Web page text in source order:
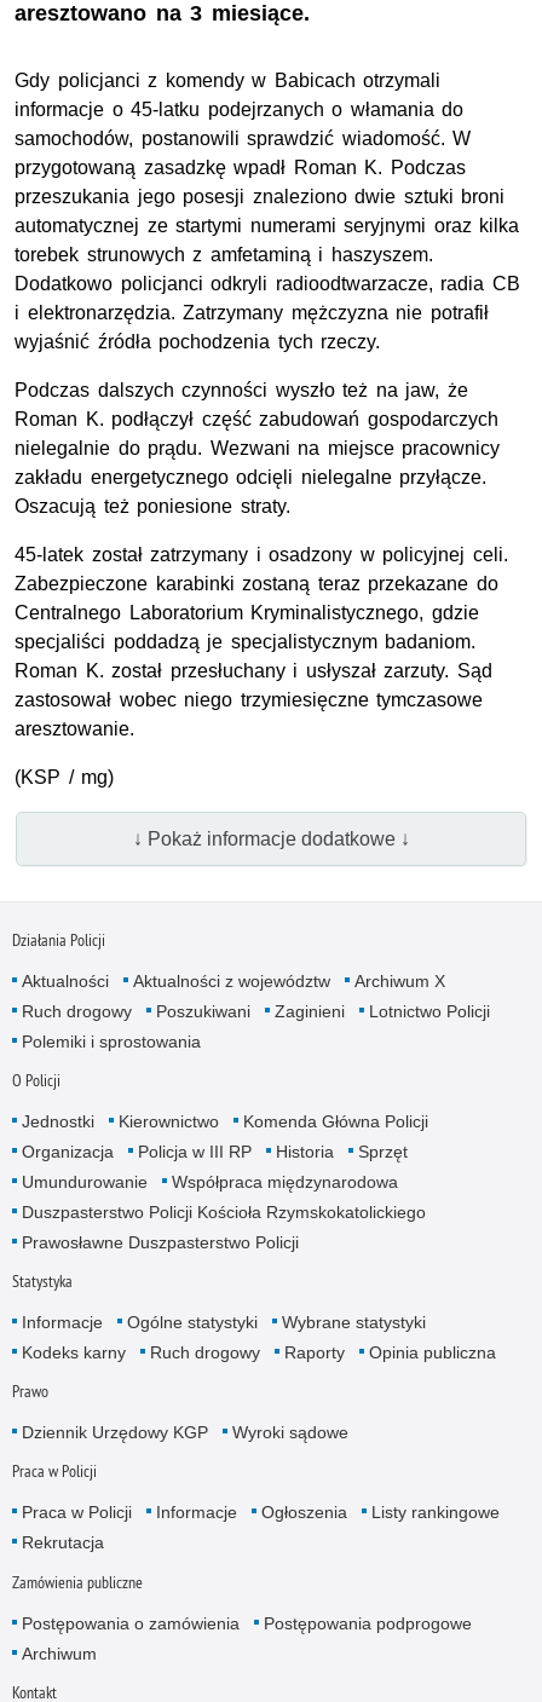
aresztowano na 3 miesiące.
Gdy policjanci z komendy w Babicach otrzymali
informacje o 45-latku podejrzanych o włamania do
samochodów, postanowili sprawdzić wiadomość. W
przygotowaną zasadzkę wpadł Roman K. Podczas
przeszukania jego posesji znaleziono dwie sztuki broni
automatycznej ze startymi numerami seryjnymi oraz kilka
torebek strunowych z amfetaminą i haszyszem.
Dodatkowo policjanci odkryli radioodtwarzacze, radia CB
i elektronarzędzia. Zatrzymany mężczyzna nie potrafił
wyjaśnić źródła pochodzenia tych rzeczy.
Podczas dalszych czynności wyszło też na jaw, że
Roman K. podłączył część zabudowań gospodarczych
nielegalnie do prądu. Wezwani na miejsce pracownicy
zakładu energetycznego odcięli nielegalne przyłącze.
Oszacują też poniesione straty.
45-latek został zatrzymany i osadzony w policyjnej celi.
Zabezpieczone karabinki zostaną teraz przekazane do
Centralnego Laboratorium Kryminalistycznego, gdzie
specjaliści poddadzą je specjalistycznym badaniom.
Roman K. został przesłuchany i usłyszał zarzuty. Sąd
zastosował wobec niego trzymiesięczne tymczasowe
aresztowanie.
(KSP / mg)
↓ Pokaż informacje dodatkowe ↓
Działania Policji
Aktualności Aktualności z województw
Archiwum X
Ruch drogowy
Poszukiwani Zaginieni
Lotnictwo Policji
Polemiki i sprostowania
O Policji
Jednostki Kierownictwo
Komenda Główna Policji
Organizacja
Policja w III RP Historia
Sprzęt
Umundurowanie
Współpraca międzynarodowa
Duszpasterstwo Policji Kościoła Rzymskokatolickiego
Prawosławne Duszpasterstwo Policji
Statystyka
Informacje Ogólne statystyki
Wybrane statystyki
Kodeks karny
Ruch drogowy Raporty Opinia publiczna
Prawo
Dziennik Urzędowy KGP Wyroki sądowe
Praca w Policji
Praca w Policji Informacje Ogłoszenia
Listy rankingowe
Rekrutacja
Zamówienia publiczne
Postępowania o zamówienia
Postępowania podprogowe
Archiwum
Kontakt